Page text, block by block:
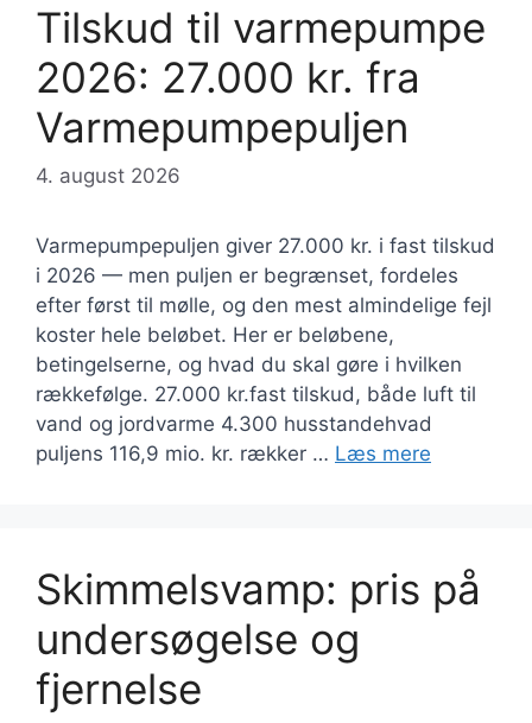
Tilskud til varmepumpe
2026: 27.000 kr. fra
Varmepumpepuljen
4. august 2026
Varmepumpepuljen giver 27.000 kr. i fast tilskud
i 2026 — men puljen er begrænset, fordeles
efter først til mølle, og den mest almindelige fejl
koster hele beløbet. Her er beløbene,
betingelserne, og hvad du skal gøre i hvilken
rækkefølge. 27.000 kr.fast tilskud, både luft til
vand og jordvarme 4.300 husstandehvad
puljens 116,9 mio. kr. rækker … Læs mere
Skimmelsvamp: pris på
undersøgelse og
fjernelse